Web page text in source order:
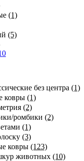
(1)
(5)
без центра (1)
ковры (1)
(2)
ромбики (2)
(1)
(3)
ковры (123)
животных (10)